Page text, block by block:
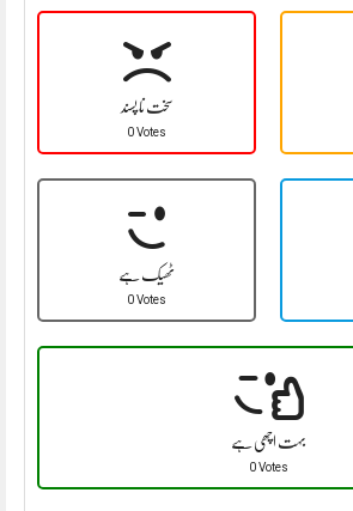
سخت نا پسند
0 Votes
ٹھیک ہے
0 Votes
بہت اچھی ہے
0 Votes